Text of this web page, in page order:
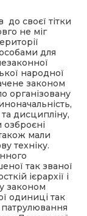
своєї тітки
не міг
для
народної
законом
організовану
та дисципліну,
мали
техніку.
так званої
ієрархії і
законом
одиниці так